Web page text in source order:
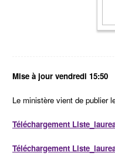
Mise à jour vendredi 15:50
Le ministère vient de publier
Téléchargement
Téléchargement